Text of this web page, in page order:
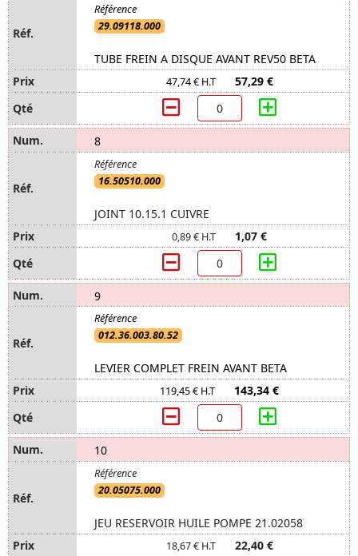
29.09118.000
TUBE FREIN A DISQUE AVANT REV50 BETA
47,74 € H.T 57,29 €
8
16.50510.000
JOINT 10.15.1 CUIVRE
0,89 € H.T 1,07 €
9
012.36.003.80.52
LEVIER COMPLET FREIN AVANT BETA
119,45 € H.T 143,34 €
10
20.05075.000
JEU RESERVOIR HUILE POMPE 21.02058
18,67 € H.T 22,40 €